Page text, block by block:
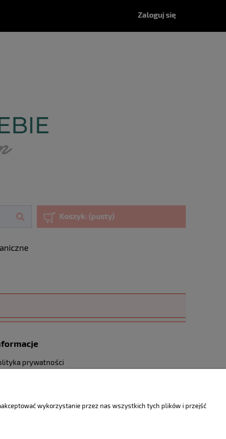
Zaloguj się
Koszyk: (pusty)
prywatności
wykorzystanie przez nas wszystkich tych plików i przejść